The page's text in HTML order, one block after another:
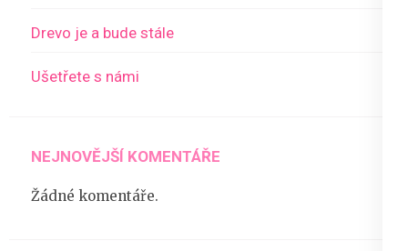
Drevo je a bude stále
Ušetřete s námi
NEJNOVĚJŠÍ KOMENTÁŘE
Žádné komentáře.